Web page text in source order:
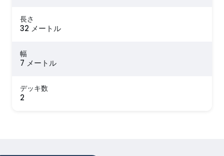
長さ
32 メートル
幅
7 メートル
デッキ数
2